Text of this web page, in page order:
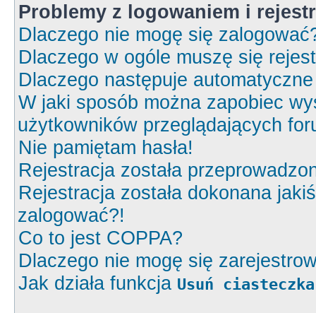
Problemy z logowaniem i
Dlaczego nie mogę się
Dlaczego w ogóle muszę się
Dlaczego następuje
W jaki sposób można zapobiec
użytkowników przeglądających
Nie pamiętam hasła!
Rejestracja została
Rejestracja została dokonana
zalogować?!
Co to jest COPPA?
Dlaczego nie mogę się
Jak działa funkcja Usuń